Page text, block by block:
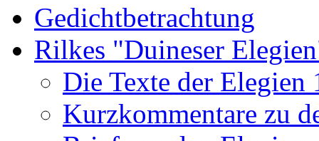
Gedichtbetrachtung
Rilkes "Duineser
Die Texte der Elegien
Kurzkommentare zu